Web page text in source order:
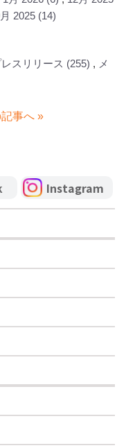
2025 (14)
スリリース (255)
メ
事へ »
Instagram